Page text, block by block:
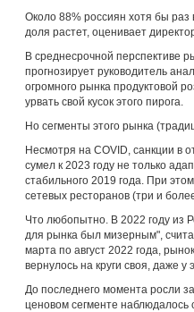
Около 88% россиян хотя бы
доля растет, оценивает
В среднесрочной перспективе
прогнозирует руководитель
огромного рынка продуктовой
урвать свой кусок этого пирога.
Но сегменты этого рынка
Несмотря на COVID, санкции в
сумел к 2023 году не только
стабильного 2019 года. При
сетевых ресторанов (три и
Что любопытно. В 2022 году из
для рынка был мизерным",
марта по август 2022 года,
вернулось на круги своя, даже
До последнего момента росли
ценовом сегменте наблюдалось